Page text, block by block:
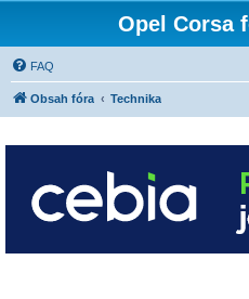
Opel Corsa
FAQ
Obsah fóra Technika